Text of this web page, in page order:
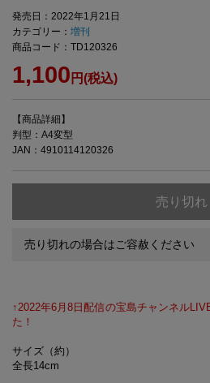
発売日：2022年1月21日
カテゴリー： 増刊
商品コード：TD120326
1,100 円(税込)
【商品詳細】
判型：A4変型
JAN：4910114120326
売り切れ
売り切れの場合はご容赦ください
↑2022年6月8日配信の宝島チャンネル
た！
サイズ（約）
全長14cm